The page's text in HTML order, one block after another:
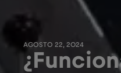
AGOSTO 22, 2024